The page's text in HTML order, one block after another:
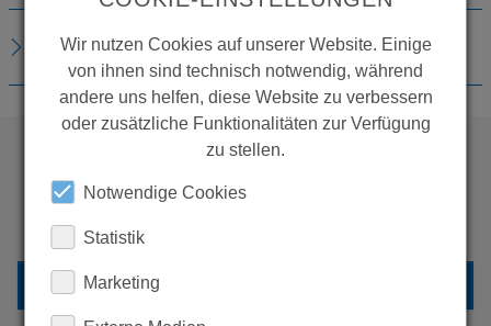
DOWNLOADS
WOLLEN SIE MEHR
ZURÜCK ZUR ÜBERSICHT
Wir nutzen Cookies auf unserer Website. Einige
von ihnen sind technisch notwendig, während
andere uns helfen, diese Website zu verbessern
oder zusätzliche Funktionalitäten zur Verfügung
zu stellen.
Notwendige Cookies
Statistik
Marketing